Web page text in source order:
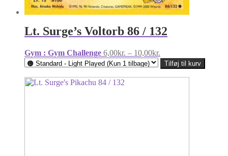
Lt. Surge’s Voltorb 86 / 132
Gym : Gym Challenge 6,00kr. – 10,00kr.
6,00kr.
til
10,00kr.
Tilføj til kurv